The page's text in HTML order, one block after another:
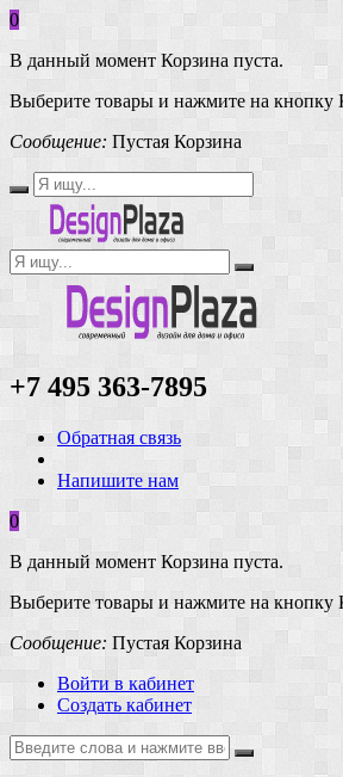
0
В данный момент Корзина пуста.
Выберите товары и нажмите на кнопку
Сообщение: Пустая Корзина
+7 495 363-7895
Обратная связь
Напишите нам
0
В данный момент Корзина пуста.
Выберите товары и нажмите на кнопку
Сообщение: Пустая Корзина
Войти в кабинет
Создать кабинет